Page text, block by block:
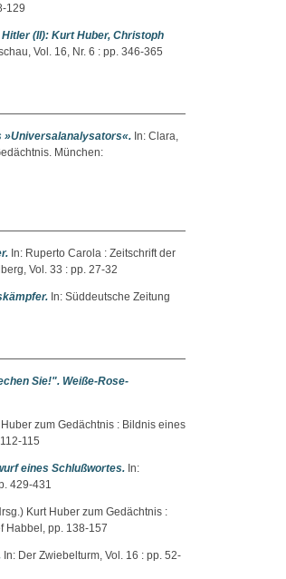
129
(II): Kurt Huber, Christoph
Vol. 16, Nr. 6 : pp. 346-365
»Universalanalysators«. In: Clara,
München:
In: Ruperto Carola : Zeitschrift der
Vol. 33 : pp. 27-32
In: Süddeutsche Zeitung
Sie!". Weiße-Rose-
zum Gedächtnis : Bildnis eines
115
eines Schlußwortes.In:
429-431
Kurt Huber zum Gedächtnis :
Habbel, pp. 138-157
In: Der Zwiebelturm, Vol. 16 : pp. 52-